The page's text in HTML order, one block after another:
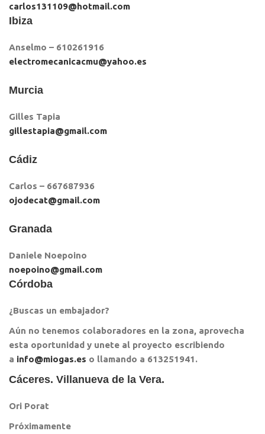
carlos131109@hotmail.com
Ibiza
Anselmo – 610261916
electromecanicacmu@yahoo.es
Murcia
Gilles Tapia
gillestapia@gmail.com
Cádiz
Carlos – 667687936
ojodecat@gmail.com
Granada
Daniele Noepoino
noepoino@gmail.com
Córdoba
¿Buscas un embajador?
Aún no tenemos colaboradores en la zona, aprovecha
esta oportunidad y unete al proyecto escribiendo
a info@miogas.es o llamando a 613251941.
Cáceres. Villanueva de la Vera.
Ori Porat
Próximamente